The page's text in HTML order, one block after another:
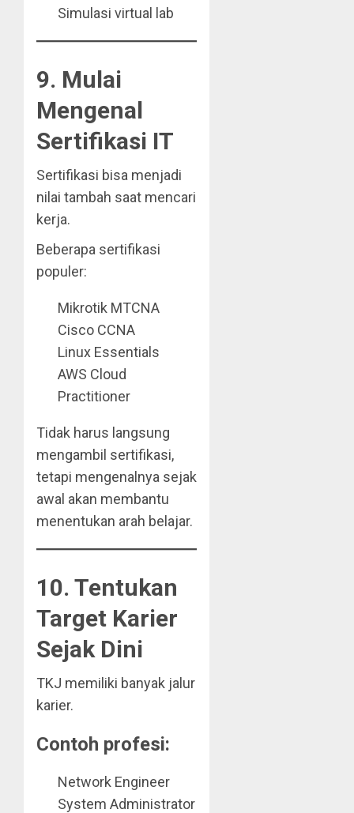
Simulasi virtual lab
9. Mulai
Mengenal
Sertifikasi IT
Sertifikasi bisa menjadi
nilai tambah saat mencari
kerja.
Beberapa sertifikasi
populer:
Mikrotik MTCNA
Cisco CCNA
Linux Essentials
AWS Cloud
Practitioner
Tidak harus langsung
mengambil sertifikasi,
tetapi mengenalnya sejak
awal akan membantu
menentukan arah belajar.
10. Tentukan
Target Karier
Sejak Dini
TKJ memiliki banyak jalur
karier.
Contoh profesi:
Network Engineer
System Administrator